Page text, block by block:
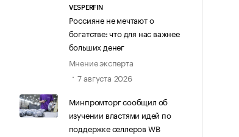
VESPERFIN
Россияне не мечтают о
богатстве: что для нас важнее
больших денег
Мнение эксперта
7 августа 2026
Минпромторг сообщил об
изучении властями идей по
поддержке селлеров WB